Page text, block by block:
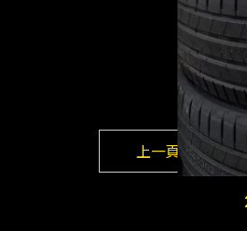
上一頁